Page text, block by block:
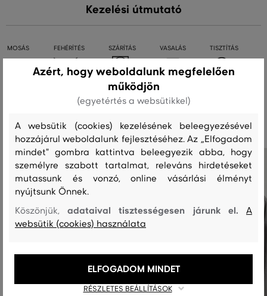
Kezelési útmutató
MOSÁS FEHÉRÍTÉS SZÁRÍTÁS VASALÁS TISZTÍTÁS
Ajánlott termékek
Azért, hogy weboldalunk megfelelően
működjön
(egyetértés a websütikkel)
A websütik (cookies) kezelésének beleegyezésével
hozzájárul weboldalunk fejlesztéséhez. Az „Elfogadom
mindet" gombra kattintva beleegyezik abba, hogy
személyre szabott tartalmat, releváns hirdetéseket
mutassunk és vonzó, online vásárlási élményt
nyújtsunk Önnek.
Köszönjük,adataival tisztességesen járunk el.A
websütik (cookies) használata
RÉSZLETES BEÁLLÍTÁSOK
ELFOGADOM MINDET